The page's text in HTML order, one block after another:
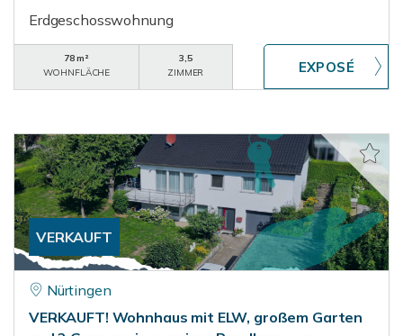
Erdgeschosswohnung
78 m²
WOHNFLÄCHE
3,5
ZIMMER
VERKAUFT
Nürtingen
VERKAUFT! Wohnhaus mit ELW, großem Garten